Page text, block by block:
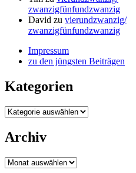
zwanzigfünfundzwanzig
David zu vierundzwanzig/
zwanzigfünfundzwanzig
Impressum
zu den jüngsten Beiträgen
Kategorien
Kategorien
Archiv
Archiv